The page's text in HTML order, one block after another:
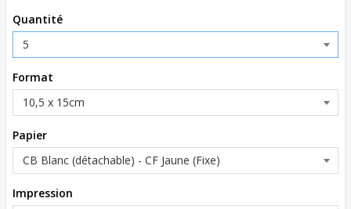
Quantité
Format
Papier
Impression